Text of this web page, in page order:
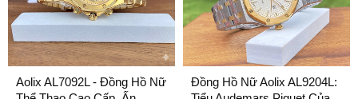
Aolix AL7092L - Đồng Hồ Nữ
Đồng Hồ Nữ Aolix AL9204L: